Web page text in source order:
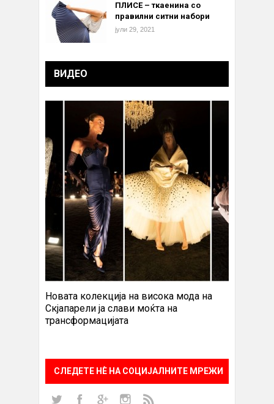
ПЛИСЕ – ткаенина со
правилни ситни набори
јули 29, 2021
ВИДЕО
Новата колекција на висока мода на
Скјапарели ја слави моќта на
трансформацијата
СЛЕДЕТЕ НÈ НА СОЦИЈАЛНИТЕ МРЕЖИ